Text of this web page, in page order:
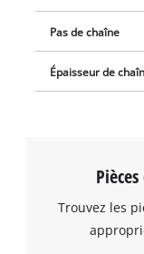
Pas de chaîne
Épaisseur de
Trouvez les